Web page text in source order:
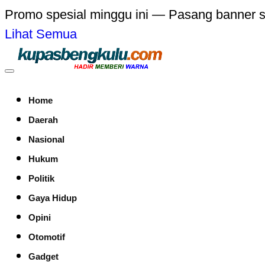
Promo spesial minggu ini — Pasang banner
Lihat Semua
Home
Daerah
Nasional
Hukum
Politik
Gaya Hidup
Opini
Otomotif
Gadget